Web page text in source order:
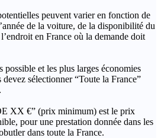
peuvent varier en fonction de
de la voiture, de la disponibilité du
en France où la demande doit
et les plus larges économies
sélectionner “Toute la France”
XX €” (prix minimum) est le prix
pour une prestation donnée dans les
dans toute la France.